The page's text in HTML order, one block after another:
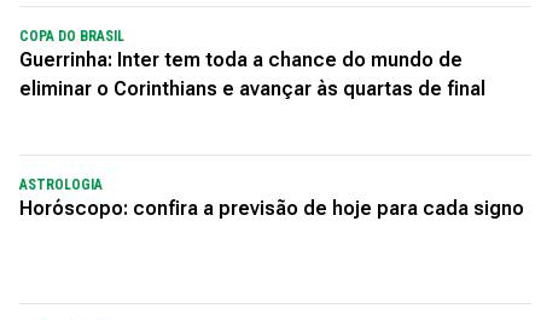
COPA DO BRASIL
Guerrinha: Inter tem toda a chance do mundo de
eliminar o Corinthians e avançar às quartas de final
ASTROLOGIA
Horóscopo: confira a previsão de hoje para cada signo